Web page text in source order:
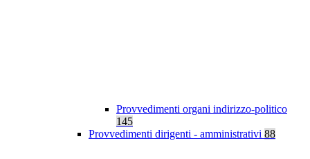
Provvedimenti organi indirizzo-politico
145
Provvedimenti dirigenti - amministrativi 88